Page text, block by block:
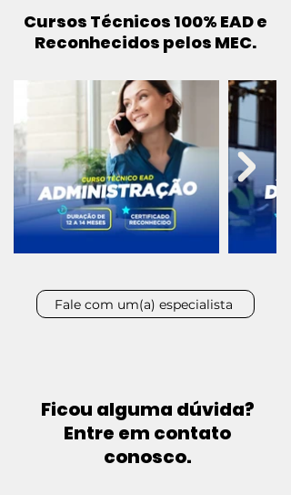
Cursos Técnicos 100% EAD e
Reconhecidos pelos MEC.
Fale com um(a) especialista
Ficou alguma dúvida?
Entre em contato
conosco.